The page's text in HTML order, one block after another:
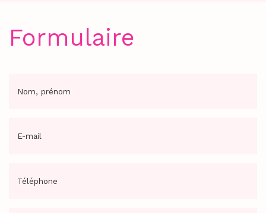
Formulaire
Nom, prénom
E-mail
Téléphone